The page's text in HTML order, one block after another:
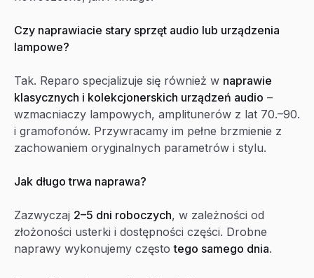
Czy naprawiacie stary sprzęt audio lub urządzenia
lampowe?
Tak. Reparo specjalizuje się również w naprawie
klasycznych i kolekcjonerskich urządzeń audio –
wzmacniaczy lampowych, amplitunerów z lat 70.–90.
i gramofonów. Przywracamy im pełne brzmienie z
zachowaniem oryginalnych parametrów i stylu.
Jak długo trwa naprawa?
Zazwyczaj 2–5 dni roboczych, w zależności od
złożoności usterki i dostępności części. Drobne
naprawy wykonujemy częstotego samego dnia.